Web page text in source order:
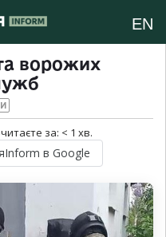
EN
ворожих
за: < 1 хв.
в Google